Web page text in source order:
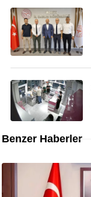
Benzer Haberler